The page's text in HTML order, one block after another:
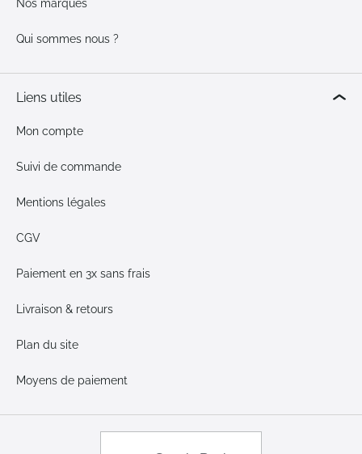
Nos marques
Qui sommes nous ?
Liens utiles
Mon compte
Suivi de commande
Mentions légales
CGV
Paiement en 3x sans frais
Livraison & retours
Plan du site
Moyens de paiement